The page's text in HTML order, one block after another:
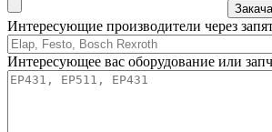
Интересующие производители через
Интересующее вас оборудование или